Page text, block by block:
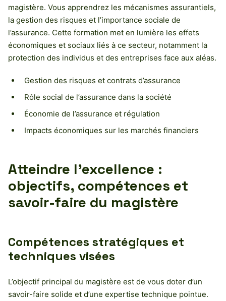
magistère. Vous apprendrez les mécanismes assurantiels,
la gestion des risques et l’importance sociale de
l’assurance. Cette formation met en lumière les effets
économiques et sociaux liés à ce secteur, notamment la
protection des individus et des entreprises face aux aléas.
Gestion des risques et contrats d’assurance
Rôle social de l’assurance dans la société
Économie de l’assurance et régulation
Impacts économiques sur les marchés financiers
Atteindre l’excellence :
objectifs, compétences et
savoir-faire du magistère
Compétences stratégiques et
techniques visées
L’objectif principal du magistère est de vous doter d’un
savoir-faire solide et d’une expertise technique pointue.